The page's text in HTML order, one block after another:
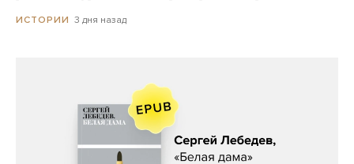
ИСТОРИИ 3 дня назад